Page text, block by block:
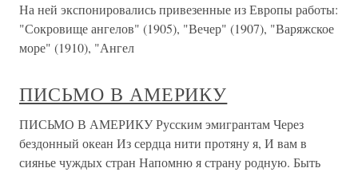
На ней экспонировались привезенные из Европы работы:
"Сокровище ангелов" (1905), "Вечер" (1907), "Варяжское
море" (1910), "Ангел
ПИСЬМО В АМЕРИКУ
ПИСЬМО В АМЕРИКУ Русским эмигрантам Через
бездонный океан Из сердца нити протяну я, И вам в
сиянье чуждых стран Напомню я страну родную. Быть